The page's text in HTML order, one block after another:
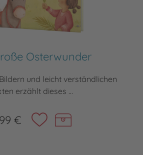
Osterwunder
und leicht verständlichen
erzählt dieses ...
€